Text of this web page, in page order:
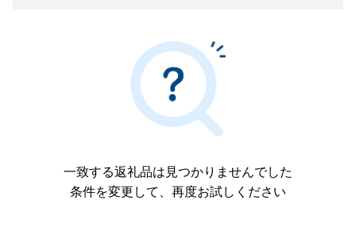
一致する返礼品は見つかりませんでした
条件を変更して、再度お試しください